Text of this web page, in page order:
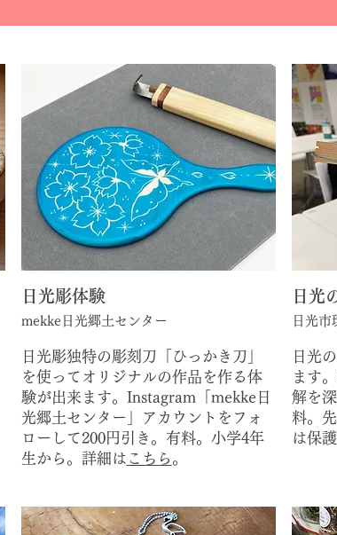
​日光彫体験
mekke日光郷土センター
日光彫独特の彫刻刀「ひっかき刀」
を使ってオリジナルの作品を作る体
験が出来ます。Instagram「mekke日
光郷土センター」アカウントをフォ
ローして200円引き。有料。小学4年
生から。詳細は こちら 。
日光
日光市
日光
ます
解を
料。
は保